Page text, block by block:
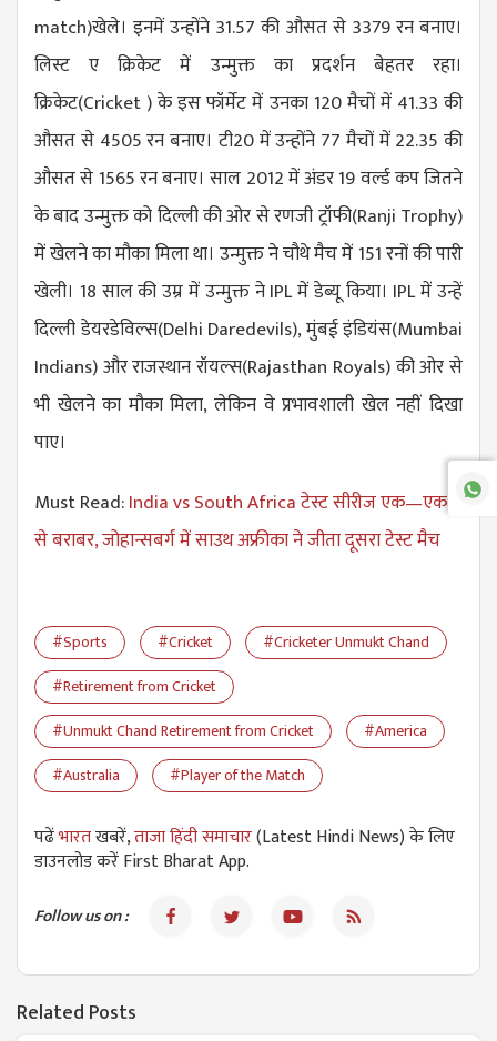
match)खेले। इनमें उन्होंने 31.57 की औसत से 3379 रन बनाए।
लिस्ट ए क्रिकेट में उन्मुक्त का प्रदर्शन बेहतर रहा।
क्रिकेट(Cricket ) के इस फॉर्मेट में उनका 120 मैचों में 41.33 की
औसत से 4505 रन बनाए। टी20 में उन्होंने 77 मैचों में 22.35 की
औसत से 1565 रन बनाए। साल 2012 में अंडर 19 वर्ल्ड कप जितने
के बाद उन्मुक्त को दिल्ली की ओर से रणजी ट्रॉफी(Ranji Trophy)
में खेलने का मौका मिला था। उन्मुक्त ने चौथे मैच में 151 रनों की पारी
खेली। 18 साल की उम्र में उन्मुक्त ने IPL में डेब्यू किया। IPL में उन्हें
दिल्ली डेयरडेविल्स(Delhi Daredevils), मुंबई इंडियंस(Mumbai
Indians) और राजस्थान रॉयल्स(Rajasthan Royals) की ओर से
भी खेलने का मौका मिला, लेकिन वे प्रभावशाली खेल नहीं दिखा
पाए।
Must Read:India vs South Africa टेस्ट सीरीज एक—एक
से बराबर, जोहान्सबर्ग में साउथ अफ्रीका ने जीता दूसरा टेस्ट मैच
#Sports #Cricket
#Cricketer Unmukt Chand
#Retirement from Cricket
#Unmukt Chand Retirement from Cricket
#America
#Australia
#Player of the Match
पढेंभारतखबरें,ताजा हिंदी समाचार(Latest Hindi News) के लिए
डाउनलोड करें First Bharat App.
Follow us on :
Related Posts